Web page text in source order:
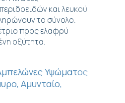
και λευκού
το σύνολο.
προς ελαφρύ
οξύτητα.
Υψώματος
Αμυνταίο,